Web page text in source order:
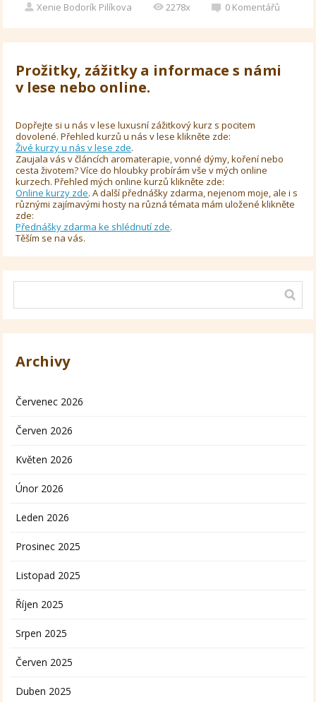
Xenie Bodorík Pilíkova 2278x 0 Komentářů
Prožitky, zážitky a informace s námi
v lese nebo online.
Dopřejte si u nás v lese luxusní zážitkový kurz s pocitem
dovolené. Přehled kurzů u nás v lese klikněte zde:
Živé kurzy u nás v lese zde.
Zaujala vás v článcích aromaterapie, vonné dýmy, koření nebo
cesta životem? Více do hloubky probírám vše v mých online
kurzech. Přehled mých online kurzů klikněte zde:
Online kurzy zde. A další přednášky zdarma, nejenom moje, ale i s
různými zajímavými hosty na různá témata mám uložené klikněte
zde:
Přednášky zdarma ke shlédnutí zde.
Těším se na vás.
Archivy
Červenec 2026
Červen 2026
Květen 2026
Únor 2026
Leden 2026
Prosinec 2025
Listopad 2025
Říjen 2025
Srpen 2025
Červen 2025
Duben 2025